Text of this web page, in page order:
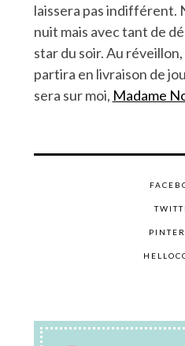
laissera pas indifférent.
nuit mais avec tant de
star du soir. Au
partira en livraison de
sera sur moi, Madame